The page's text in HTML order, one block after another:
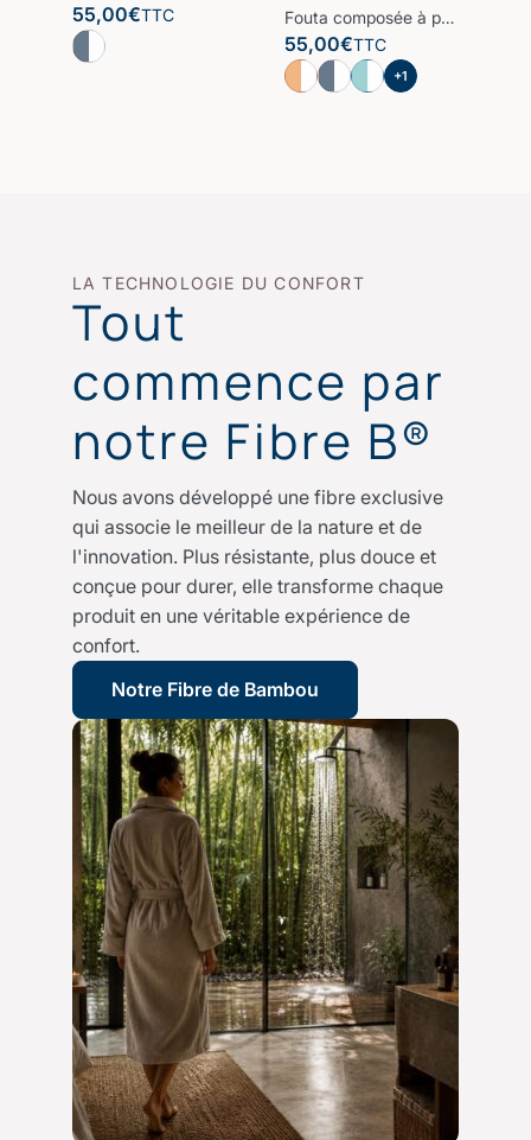
55,00€TTC Fouta composée à partir d’une fibre de bambou, la Fibre B, parfaite pour une après-midi à la plage ou au bord de la piscine. Nos foutas sont confectionnées à partir d’une des fibres les plus nobles, la Fibre B. Elles sont ultra-douces, absorbantes et sèchent rapidement. Le design soigné et épuré est idéal pour flâner avec style et confort au soleil. Notre linge de plage participe avec style à votre bien-être et à la protection de la planète. Nos Collections de linge de bain sont fabriquées dans les meilleurs ateliers d’Europe.
55,00€TTC
+1
LA TECHNOLOGIE DU CONFORT
Tout
commence par
notre Fibre B®
Nous avons développé une fibre exclusive
qui associe le meilleur de la nature et de
l'innovation. Plus résistante, plus douce et
conçue pour durer, elle transforme chaque
produit en une véritable expérience de
confort.
Notre Fibre de Bambou